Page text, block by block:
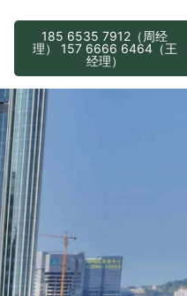
185 6535 7912（周经
理） 157 6666 6464（王
经理）